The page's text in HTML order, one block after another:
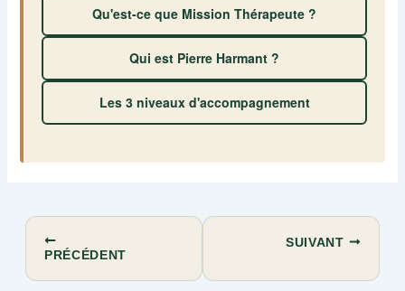
Qu'est-ce que Mission Thérapeute ?
Qui est Pierre Harmant ?
Les 3 niveaux d'accompagnement
PRÉCÉDENT
SUIVANT